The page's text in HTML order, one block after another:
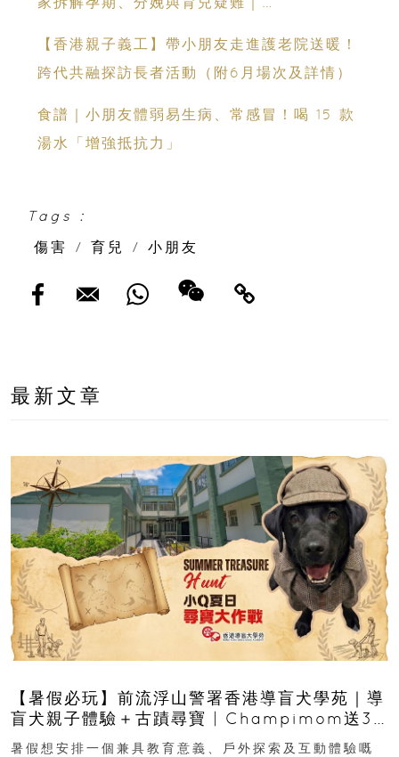
【香港親子義工】帶小朋友走進護老院送暖！
跨代共融探訪長者活動（附6月場次及詳情）
食譜｜小朋友體弱易生病、常感冒！喝 15 款
湯水「增強抵抗力」
Tags :
傷害
/ 育兒 / 小朋友
最新文章
【暑假必玩】前流浮山警署香港導盲犬學苑｜導
盲犬親子體驗＋古蹟尋寶 | Champimom送3
組免費名額
暑假想安排一個兼具教育意義、戶外探索及互動體驗嘅